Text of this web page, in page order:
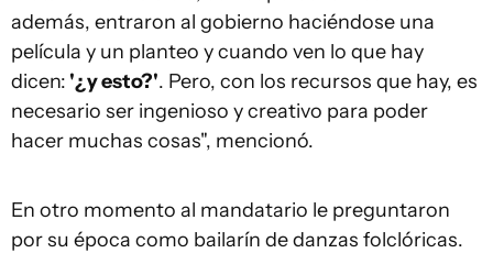
además, entraron al gobierno haciéndose una
película y un planteo y cuando ven lo que hay
dicen: '¿y esto?'. Pero, con los recursos que hay, es
necesario ser ingenioso y creativo para poder
hacer muchas cosas", mencionó.
En otro momento al mandatario le preguntaron
por su época como bailarín de danzas folclóricas.